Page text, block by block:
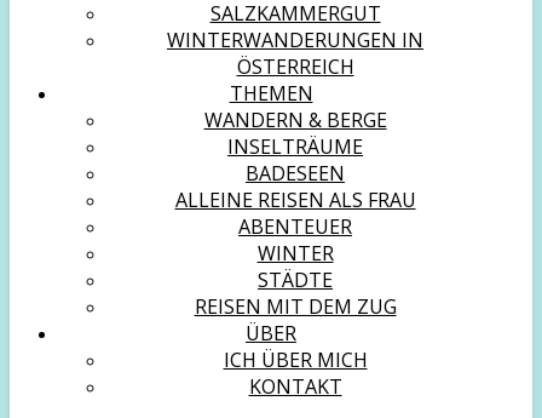
SALZKAMMERGUT
WINTERWANDERUNGEN IN
ÖSTERREICH
THEMEN
WANDERN & BERGE
INSELTRÄUME
BADESEEN
ALLEINE REISEN ALS FRAU
ABENTEUER
WINTER
STÄDTE
REISEN MIT DEM ZUG
ÜBER
ICH ÜBER MICH
KONTAKT